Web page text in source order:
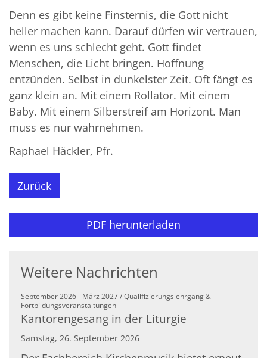
Denn es gibt keine Finsternis, die Gott nicht
heller machen kann. Darauf dürfen wir vertrauen,
wenn es uns schlecht geht. Gott findet
Menschen, die Licht bringen. Hoffnung
entzünden. Selbst in dunkelster Zeit. Oft fängt es
ganz klein an. Mit einem Rollator. Mit einem
Baby. Mit einem Silberstreif am Horizont. Man
muss es nur wahrnehmen.
Raphael Häckler, Pfr.
Zurück
PDF herunterladen
Weitere Nachrichten
September 2026 - März 2027 / Qualifizierungslehrgang &
Fortbildungsveranstaltungen:
Kantorengesang in der Liturgie
Samstag, 26. September 2026